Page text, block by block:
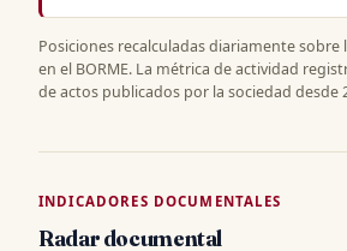
Posiciones recalculadas diariamente
en el BORME. La métrica de actividad
de actos publicados por la sociedad desde
INDICADORES DOCUMENTALES
Radar documental